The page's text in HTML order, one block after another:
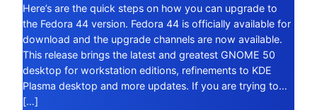
Here’s are the quick steps on how you can upgrade to
the Fedora 44 version. Fedora 44 is officially available for
download and the upgrade channels are now available.
This release brings the latest and greatest GNOME 50
desktop for workstation editions, refinements to KDE
Plasma desktop and more updates. If you are trying to…
[…]